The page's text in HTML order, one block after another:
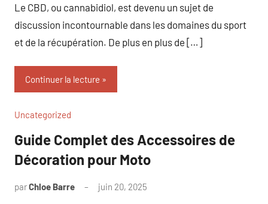
Le CBD, ou cannabidiol, est devenu un sujet de
discussion incontournable dans les domaines du sport
et de la récupération. De plus en plus de […]
Continuer la lecture
Uncategorized
Guide Complet des Accessoires de
Décoration pour Moto
parChloe Barre juin 20, 2025